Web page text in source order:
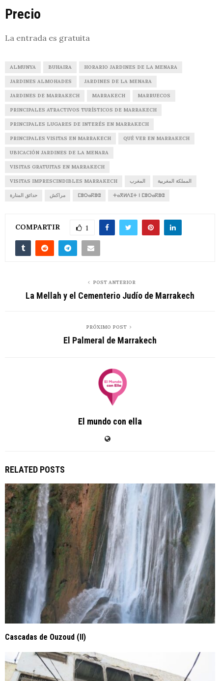
Precio
La entrada es gratuita
ALMUNYA BUHAIRA HORARIO JARDINES DE LA MENARA
JARDINES ALMOHADES JARDINES DE LA MENARA
JARDINES DE MARRAKECH MARRAKECH MARRUECOS
PRINCIPALES ATRACTIVOS TURÍSTICOS DE MARRAKECH
PRINCIPALES LUGARES DE INTERÉS EN MARRAKECH
PRINCIPALES VISITAS EN MARRAKECH QUÉ VER EN MARRAKECH
UBICACIÓN JARDINES DE LA MENARA
VISITAS GRATUITAS EN MARRAKECH
VISITAS IMPRESCINDIBLES MARRAKECH المغرب المملكة المغربية
حدائق المنارة مراكش ⵎⵓⵔⴰⴽⵓⵛ ⵜⴰⴳⵍⴷⵉⵜ ⵏ ⵎⵓⵔⴰⴽⵓⵛ
COMPARTIR 1
POST ANTERIOR
La Mellah y el Cementerio Judío de Marrakech
PRÓXIMO POST
El Palmeral de Marrakech
El mundo con ella
RELATED POSTS
Cascadas de Ouzoud (II)